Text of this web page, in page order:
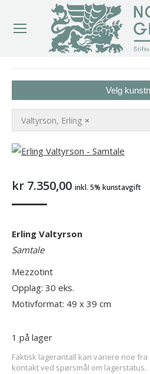
Velg
×
Valtyrson, Erling
kr 7.350,00 inkl. 5% kunstavgift
Erling Valtyrson
Samtale
Mezzotint
Opplag: 30 eks.
Motivformat: 49 x 39 cm
1 på lager
Faktisk lagerantall kan variere noe fra
kontakt ved spørsmål om lagerstatus.